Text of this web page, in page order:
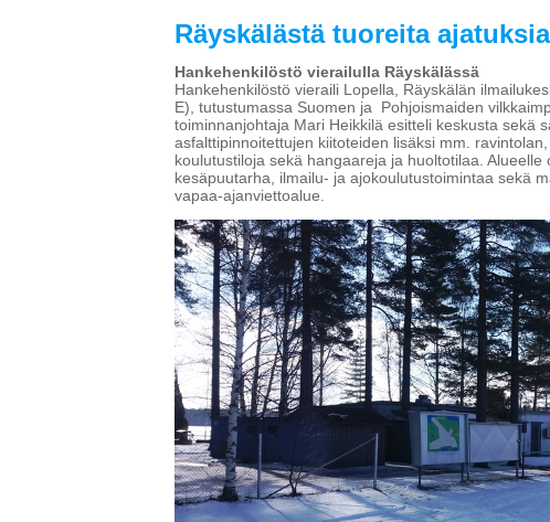
Räyskälästä tuoreita
Hankehenkilöstö vierailulla Räyskälässä
Hankehenkilöstö vieraili Lopella, Räyskälän
E), tutustumassa Suomen ja Pohjoismaiden
toiminnanjohtaja Mari Heikkilä esitteli keskusta sekä
asfalttipinnoitettujen kiitoteiden lisäksi mm.
koulutustiloja sekä hangaareja ja huoltotilaa.
kesäpuutarha, ilmailu- ja ajokoulutustoimintaa sekä
vapaa-ajanviettoalue.